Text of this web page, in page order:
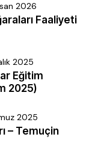
2026
Faaliyeti
2025
Eğitim
2025)
2025
– Temuçin